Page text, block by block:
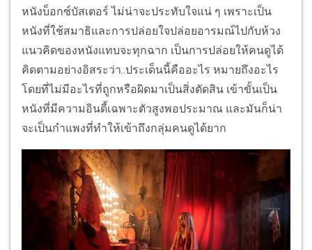
หนังบ็อกซ์บัสเตอร์ ไม่น่าจะประทับใจแน่ ๆ เพราะเป็น
หนังที่ใช้สมาธิและการปล่อยใจปล่อยอารมณ์ไปกับห้วง
แนวคิดของหนังแทบจะทุกฉาก เป็นการปล่อยให้คนดูได้
คิดตามอย่างอิสระว่า..ประเด็นนี้คืออะไร หมายถึงอะไร
โดยที่ไม่มีอะไรที่ถูกหรือผิดมาเป็นสิ่งตัดสิน เข้าขั้นเป็น
หนังที่มีความอินดี้เฉพาะตัวสูงพอประมาณ และมันก็น่า
จะเป็นกำแพงที่ทำให้เข้าถึงกลุ่มคนดูได้ยาก